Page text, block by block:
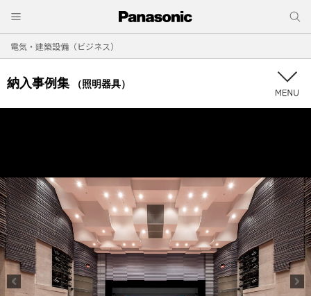
電気・建築設備（ビジネス）
納入事例集 （照明器具）